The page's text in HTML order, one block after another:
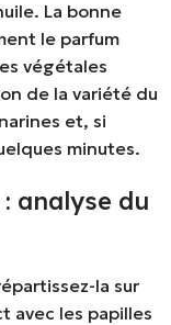
La bonne
le parfum
végétales
de la variété du
et, si
minutes.
analyse du
la sur
avec les papilles